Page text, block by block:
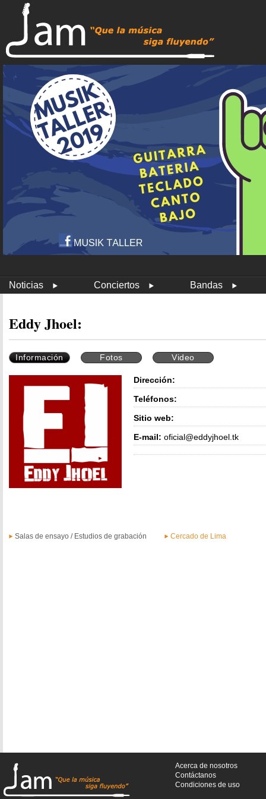
Noticias Conciertos Bandas
Eddy Jhoel:
Información Fotos Video
Dirección:
Teléfonos:
Sitio web:
E-mail: oficial@eddyjhoel.tk
Salas de ensayo / Estudios de grabación Cercado de Lima
Acerca de nosotros
Contáctanos
Condiciones de uso